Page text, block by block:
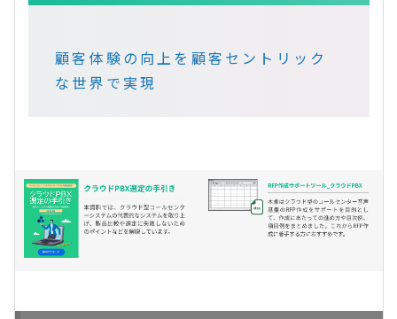
顧客体験の向上を顧客セントリック
な世界で実現